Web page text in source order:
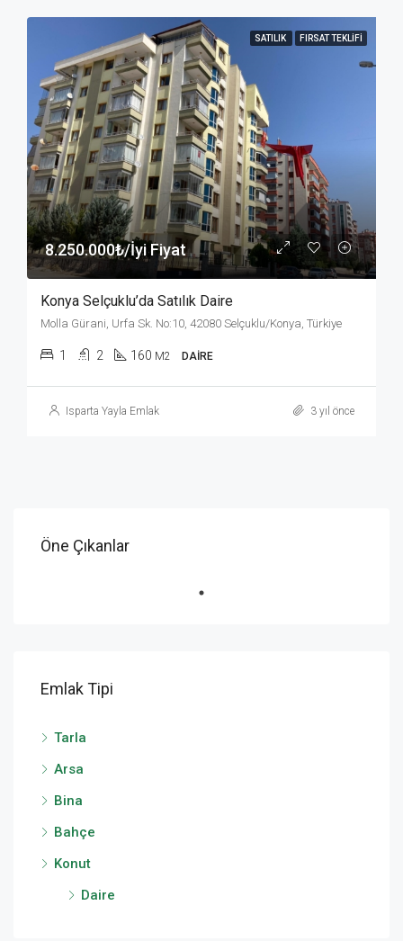
SATILIK FIRSAT TEKLIFI
8.250.000₺/İyi Fiyat
Konya Selçuklu’da Satılık Daire
Molla Gürani, Urfa Sk. No:10, 42080 Selçuklu/Konya, Türkiye
1 2 160 M2 DAIRE
Isparta Yayla Emlak 3 yıl önce
Öne Çıkanlar
Emlak Tipi
Tarla
Arsa
Bina
Bahçe
Konut
Daire